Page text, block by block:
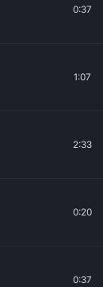
0:37
1:07
2:33
0:20
0:37